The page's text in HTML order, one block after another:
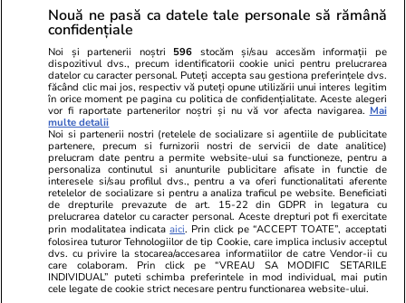
Ştiri 17 iul.
Cum arată vilele de lux închiriate de RAAPPS
la 900 de euro pe lună, în timp ce prețul pieței
este de 4.000 de euro
Horoscop 17 iul.
Horoscop Urania | Previziuni astrologice pentru
perioada 18 – 24 iulie 2026. Soarele va intra în
zodia Leului
Politică 17 iul.
Nouă ne pasă ca datele tale personale să rămână
confidențiale
Noi și partenerii noștri 596 stocăm și/sau accesăm informații pe
dispozitivul dvs., precum identificatorii cookie unici pentru prelucrarea
datelor cu caracter personal. Puteți accepta sau gestiona preferințele dvs.
făcând clic mai jos, respectiv vă puteți opune utilizării unui interes legitim
în orice moment pe pagina cu politica de confidențialitate. Aceste alegeri
vor fi raportate partenerilor noștri și nu vă vor afecta navigarea. Mai
multe detalii
Noi si partenerii nostri (retelele de socializare si agentiile de publicitate
partenere, precum si furnizorii nostri de servicii de date analitice)
prelucram date pentru a permite website-ului sa functioneze, pentru a
personaliza continutul si anunturile publicitare afisate in functie de
interesele si/sau profilul dvs., pentru a va oferi functionalitati aferente
retelelor de socializare si pentru a analiza traficul pe website. Beneficiati
de drepturile prevazute de art. 15-22 din GDPR in legatura cu
prelucrarea datelor cu caracter personal. Aceste drepturi pot fi exercitate
prin modalitatea indicataaici. Prin click pe “ACCEPT TOATE”, acceptati
folosirea tuturor Tehnologiilor de tip Cookie, care implica inclusiv acceptul
dvs. cu privire la stocarea/accesarea informatiilor de catre Vendor-ii cu
care colaboram. Prin click pe “VREAU SA MODIFIC SETARILE
INDIVIDUAL” puteti schimba preferintele in mod individual, mai putin
cele legate de cookie strict necesare pentru functionarea website-ului.